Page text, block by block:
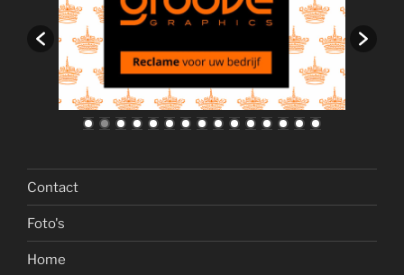
Contact
Foto's
Home